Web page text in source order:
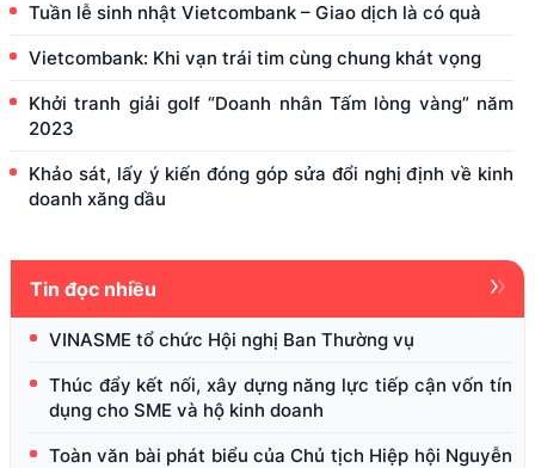
Tuần lễ sinh nhật Vietcombank – Giao dịch là có quà
Vietcombank: Khi vạn trái tim cùng chung khát vọng
Khởi tranh giải golf “Doanh nhân Tấm lòng vàng” năm
2023
Khảo sát, lấy ý kiến đóng góp sửa đổi nghị định về kinh
doanh xăng dầu
Tin đọc nhiều
VINASME tổ chức Hội nghị Ban Thường vụ
Thúc đẩy kết nối, xây dựng năng lực tiếp cận vốn tín
dụng cho SME và hộ kinh doanh
Toàn văn bài phát biểu của Chủ tịch Hiệp hội Nguyễn